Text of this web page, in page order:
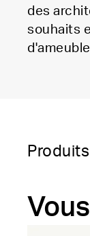
des
souhaits